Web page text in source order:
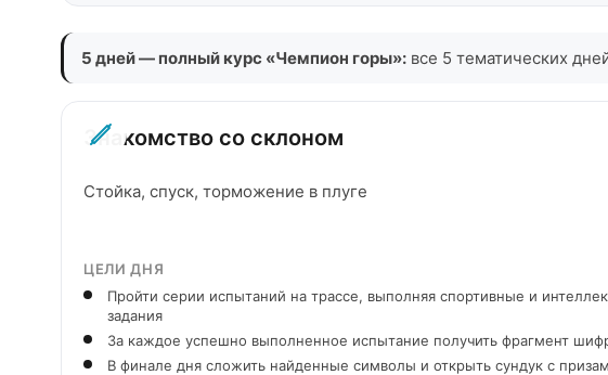
5 дней — полный курс «Чемпион горы»: все 5 тематических
Знакомство со склоном
Стойка, спуск, торможение в плуге
ЦЕЛИ ДНЯ
Пройти серии испытаний на трассе, выполняя спортивные и
задания
За каждое успешно выполненное испытание получить фрагмент
В финале дня сложить найденные символы и открыть сундук с